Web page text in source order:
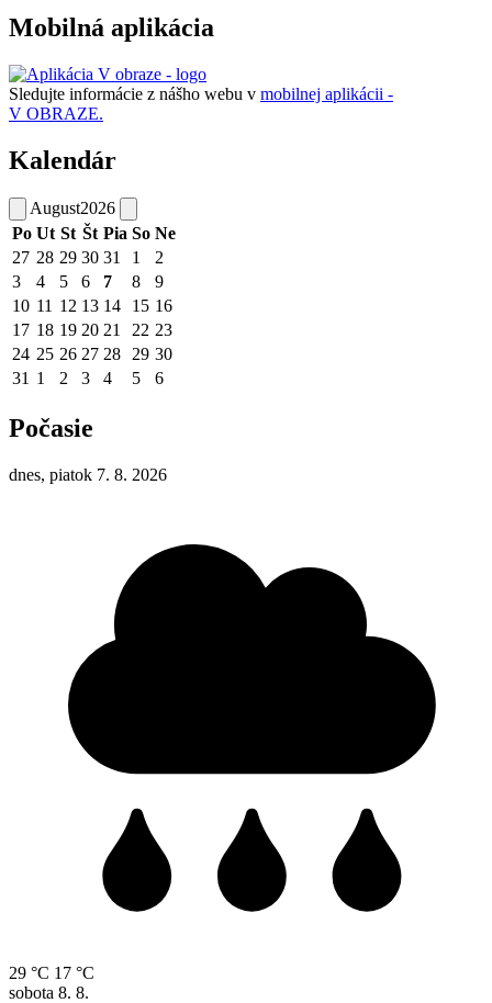
Mobilná aplikácia
Sledujte informácie z nášho webu v mobilnej aplikácii -
V OBRAZE.
Kalendár
August2026
Po Ut St Št Pia So Ne
27 28 29 30 31 1
2
3
4 5 6 7 8
9
10 11 12 13 14 15 16
17 18 19 20 21 22 23
24 25 26 27 28 29 30
31 1 2 3 4 5 6
Počasie
dnes, piatok 7. 8. 2026
29 °C 17 °C
sobota 8. 8.